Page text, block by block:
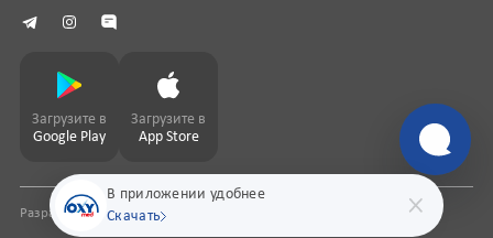
В приложении удобнее
Скачать
Загрузите в
Google Play
Загрузите в
App Store
Разработка сайтаpharmit.uz